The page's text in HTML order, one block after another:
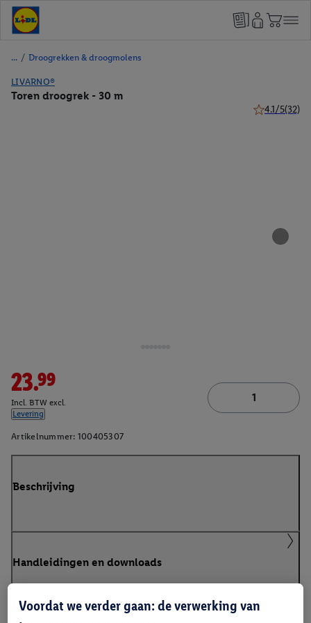
/ Droogrekken & droogmolens
LIVARNO®
Toren droogrek - 30 m
4.1/5(32)
23.99
Incl. BTW excl.
Levering
Artikelnummer: 100405307
Beschrijving
Handleidingen en downloads
Voordat we verder gaan: de verwerking van